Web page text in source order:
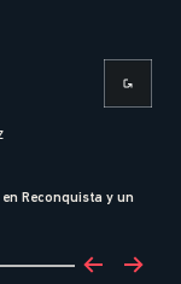
Reconquista y un